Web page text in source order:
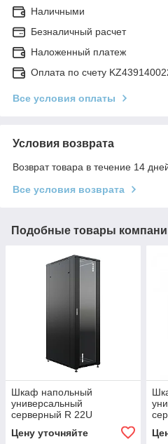
Наличными
Безналичный расчет
Наложенный платеж
Оплата по счету
Все условия оплаты
Условия возврата
Возврат товара в течение 14
Все условия возврата
Подобные товары
Шкаф напольный
универсальный
серверный R 22U
600х1000 мм, 4 профиля
19, двери стекло и
Цену уточняйте
19,